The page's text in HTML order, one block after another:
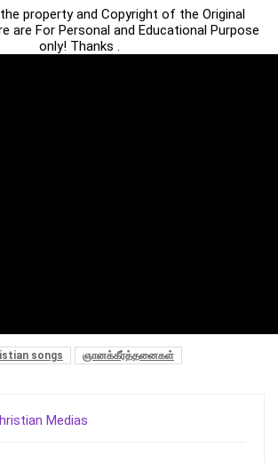
property and Copyright of the Original
are For Personal and Educational Purpose
only! Thanks .
songs ஞானக்கீர்த்தனைகள்
Medias